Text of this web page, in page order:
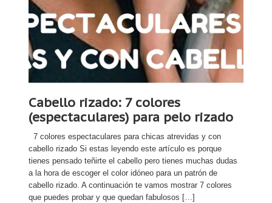
Cabello rizado: 7 colores
(espectaculares) para pelo rizado
7 colores espectaculares para chicas atrevidas y con
cabello rizado Si estas leyendo este artículo es porque
tienes pensado teñirte el cabello pero tienes muchas dudas
a la hora de escoger el color idóneo para un patrón de
cabello rizado. A continuación te vamos mostrar 7 colores
que puedes probar y que quedan fabulosos […]